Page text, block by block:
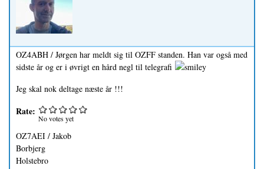
OZ4ABH / Jørgen har meldt sig til OZFF standen. Han var også med
sidste år og er i øvrigt en hård negl til telegrafi
Jeg skal nok deltage næste år !!!
Rate:
No votes yet
OZ7AEI / Jakob
Borbjerg
Holstebro